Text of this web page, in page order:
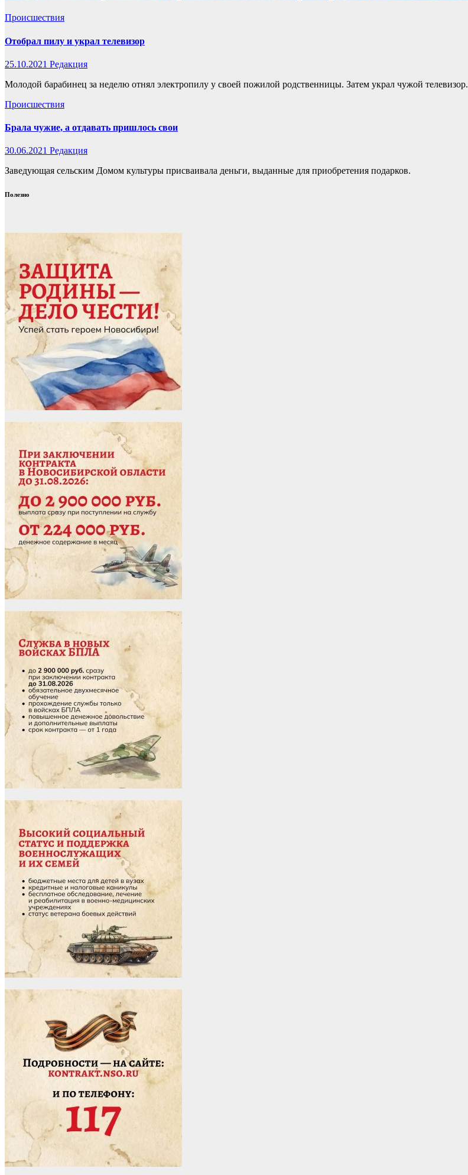
Происшествия
Отобрал пилу и украл телевизор
25.10.2021 Редакция
Молодой барабинец за неделю отнял электропилу у своей пожилой родственницы. Затем украл чужой телевизор.
Происшествия
Брала чужие, а отдавать пришлось свои
30.06.2021 Редакция
Заведующая сельским Домом культуры присваивала деньги, выданные для приобретения подарков.
Полезно